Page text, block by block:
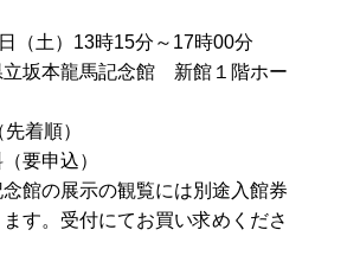
（土）13時15分～17時00分
立坂本龍馬記念館 新館１階ホー
着順）
要申込）
館の展示の観覧には別途入館券
す。受付にてお買い求めくださ